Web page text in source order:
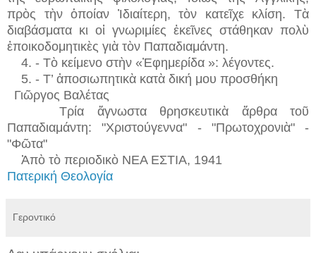
πρὸς τὴν ὁποίαν Ἰδιαίτερη, τὸν κατεῖχε κλίση. Τὰ
διαβάσματα κι οἱ γνωριμίες ἐκεῖνες στάθηκαν πολὺ
ἐποικοδομητικὲς γιὰ τὸν Παπαδιαμάντη.
4. - Τὸ κείμενο στὴν «Ἐφημερίδα »: λέγοντες.
5. - Τ’ ἀποσιωπητικὰ κατὰ δική μου προσθήκη
Γιῶργος Βαλέτας
Τρία ἄγνωστα θρησκευτικὰ ἄρθρα τοῦ
Παπαδιαμάντη:"Χριστούγεννα" - "Πρωτοχρονιὰ" -
"Φῶτα"
Ἀπὸ τὸ περιοδικὸ ΝΕΑ ΕΣΤΙΑ, 1941
Πατερική Θεολογία
Γεροντικό